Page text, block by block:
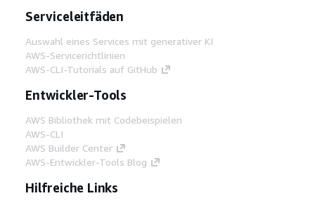
Serviceleitfäden
Auswahl eines Services mit generativer KI
AWS-Servicerichtlinien
AWS-CLI-Tutorials auf GitHub
Entwickler-Tools
AWS Bibliothek mit Codebeispielen
AWS-CLI
AWS Builder Center
AWS-Entwickler-Tools Blog
Hilfreiche Links